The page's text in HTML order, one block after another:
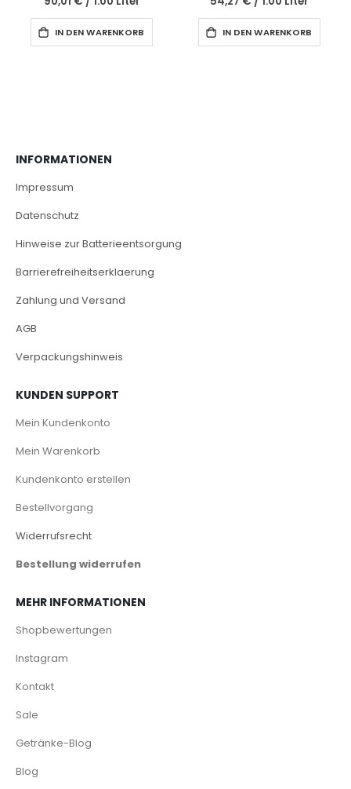
IN DEN WARENKORB IN DEN WARENKORB
INFORMATIONEN
Impressum
Datenschutz
Hinweise zur Batterieentsorgung
Barrierefreiheitserklaerung
Zahlung und Versand
AGB
Verpackungshinweis
KUNDEN SUPPORT
Mein Kundenkonto
Mein Warenkorb
Kundenkonto erstellen
Bestellvorgang
Widerrufsrecht
Bestellung widerrufen
MEHR INFORMATIONEN
Shopbewertungen
Instagram
Kontakt
Sale
Getränke-Blog
Blog